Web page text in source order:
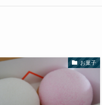
お菓子